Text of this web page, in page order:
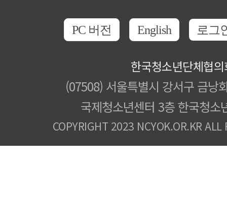
PC 버전 English 로그
한국청소년단체협
(07508) 서울특별시 강서구 금낭
국제청소년센터 3층 한국청소
COPYRIGHT 2023 NCYOK.OR.KR ALL